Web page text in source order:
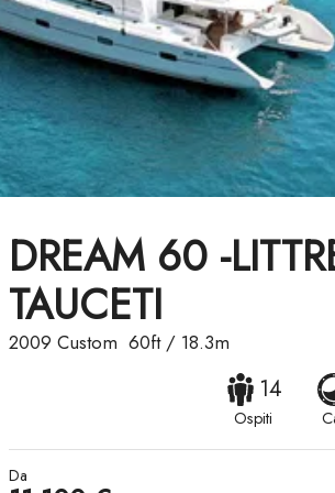
DREAM 60 -
TAUCETI
2009 Custom 60ft/ 18.3m
14
Ospiti
Da